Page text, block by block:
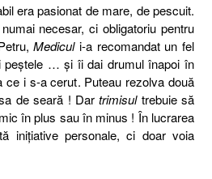
era pasionat de mare, de pescuit.
necesar, ci obligatoriu pentru
Mediculi-a recomandat un fel
peştele … şi îi dai drumul înapoi în
i s-a cerut. Puteau rezolva două
de seară ! Dartrimisultrebuie să
în plus sau în minus ! În lucrarea
iniţiative personale, ci doar voia